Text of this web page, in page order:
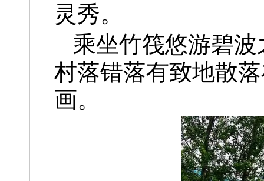
灵秀。
乘坐竹筏悠游碧
村落错落有致地散
画。